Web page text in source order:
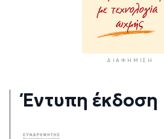
ΔΙΑΦΉΜΙΣΗ
Έντυπη έκδοση